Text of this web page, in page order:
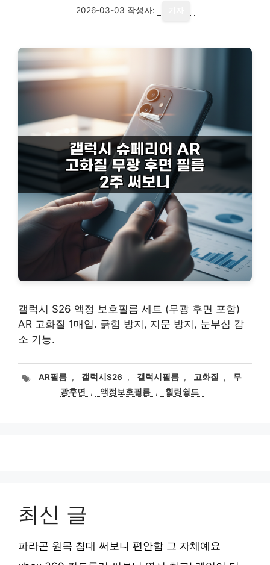
2026-03-03 작성자:
갤럭시 S26 액정 보호필름 세트 (무광 후면 포함)
AR 고화질 1매입. 긁힘 방지, 지문 방지, 눈부심 감
소 기능.
태AR필름 , 갤럭시S26 , 갤럭시필름 , 고화질 ,
무
광후면
, 액정보호필름 , 힐링쉴드
최신 글
파라곤 원목 침대 써보니 편안함 그 자체예요